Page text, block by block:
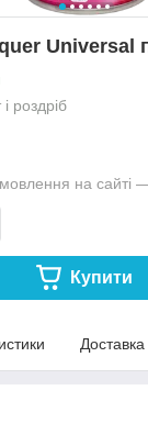
Universal
роздріб
на сайті
Купити
Доставка